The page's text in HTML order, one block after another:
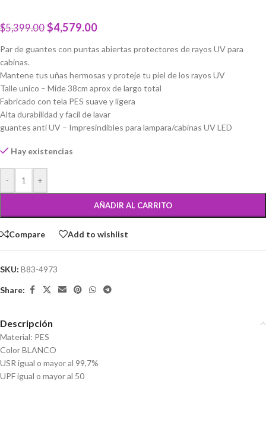
$5,399.00 $4,579.00
Par de guantes con puntas abiertas protectores de rayos UV para
cabinas.
Mantene tus uñas hermosas y proteje tu piel de los rayos UV
Talle unico – Mide 38cm aprox de largo total
Fabricado con tela PES suave y ligera
Alta durabilidad y facil de lavar
guantes anti UV – Impresindibles para lampara/cabinas UV LED
Hay existencias
- +
AÑADIR AL CARRITO
Compare Add to wishlist
SKU: B83-4973
Share:
Descripción
Material: PES
Color BLANCO
USR igual o mayor al 99,7%
UPF igual o mayor al 50